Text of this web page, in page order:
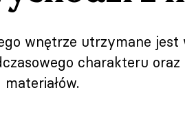
wnętrze utrzymane
charakteru
materiałów.